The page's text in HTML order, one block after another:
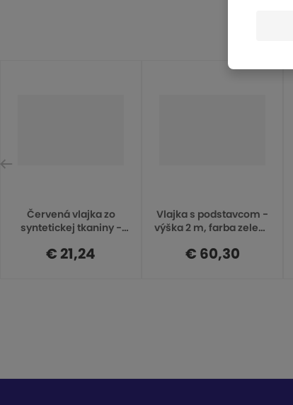
Červená vlajka zo
syntetickej tkaniny -
rúrka OFR-60
€ 21,24
Vlajka s podstavcom -
výška 2 m, farba zelená
€ 60,30